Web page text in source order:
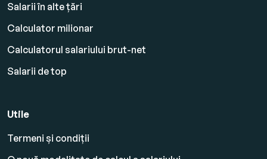
Salarii în alte țări
Calculator milionar
Calculatorul salariului brut-net
Salarii de top
Utile
Termeni și condiții